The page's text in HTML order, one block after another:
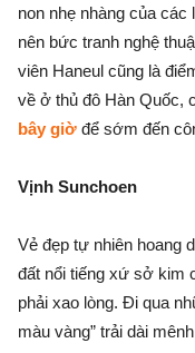
non nhẹ nhàng của
nên bức tranh nghệ
viên Haneul cũng là
về ở thủ đô Hàn Quốc,
bây giờ để sớm đến
Vịnh Sunchoen
Vẻ đẹp tự nhiên hoang
đất nổi tiếng xứ sở kim
phải xao lòng. Đi qua
màu vàng” trải dài